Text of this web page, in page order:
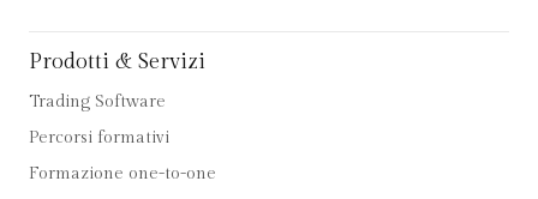
Prodotti & Servizi
Trading Software
Percorsi formativi
Formazione one-to-one